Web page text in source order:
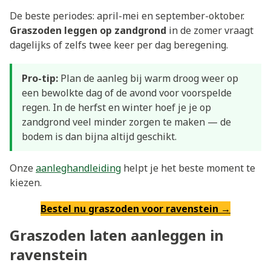
De beste periodes: april-mei en september-oktober.
Graszoden leggen op zandgrond in de zomer vraagt
dagelijks of zelfs twee keer per dag beregening.
Pro-tip: Plan de aanleg bij warm droog weer op
een bewolkte dag of de avond voor voorspelde
regen. In de herfst en winter hoef je je op
zandgrond veel minder zorgen te maken — de
bodem is dan bijna altijd geschikt.
Onzeaanleghandleiding helpt je het beste moment te
kiezen.
Bestel nu graszoden voor ravenstein →
Graszoden laten aanleggen in
ravenstein